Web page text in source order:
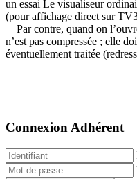
un essai Le visualiseur
(pour affichage direct sur
Par contre, quand on
n’est pas compressée ; elle
éventuellement traitée
Connexion Adhérent